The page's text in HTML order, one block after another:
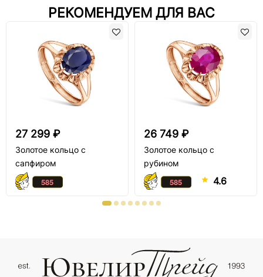
РЕКОМЕНДУЕМ ДЛЯ ВАС
27 299 ₽
Золотое кольцо с
сапфиром
26 749 ₽
Золотое кольцо с
рубином
4.6